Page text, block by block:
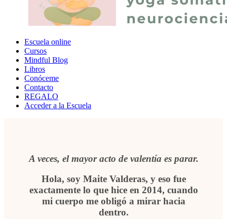
Escuela online
Cursos
Mindful Blog
Libros
Conóceme
Contacto
REGALO
Acceder a la Escuela
A veces, el mayor acto de valentía es parar.
Hola, soy Maite Valderas, y eso fue
exactamente lo que hice en 2014, cuando
mi cuerpo me obligó a mirar hacia
dentro.